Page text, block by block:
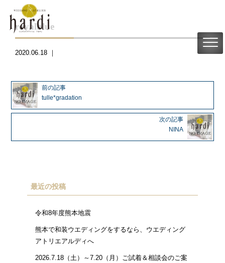
royalblue
2020.06.18 ｜
前の記事
tulle*gradation
次の記事
NINA
最近の投稿
令和8年度熊本地震
熊本で和装ウエディングをするなら、ウエディング
アトリエアルディへ
2026.7.18（土）～7.20（月）ご試着＆相談会のご案